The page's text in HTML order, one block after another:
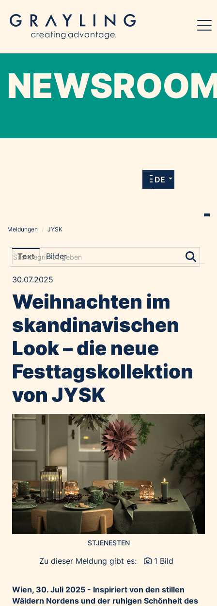
allen Meldungen und Downloads unserer
DE
Grayling Agentur
Alawyer
Amadeus Austrian Music Awards
Constantia Flexibles
Costa Kreuzfahrten
Emirates
Expo 2025 Osaka
GE HealthCare
Huawei Consumer Business Group
JP Immobilien
JYSK
Kroatische Zentrale für Tourismus
List Holding Gruppe
Mondelēz Österreich
Muse Electronics
Meldungen / JYSK
Text Bilder
30.07.2025
Weihnachten im
skandinavischen
Look – die neue
Festtagskollektion
von JYSK
STJENESTEN
Zu dieser Meldung gibt es: 1 Bild
Wien, 30. Juli 2025 - Inspiriert von den stillen
Wäldern Nordens und der ruhigen Schönheit des